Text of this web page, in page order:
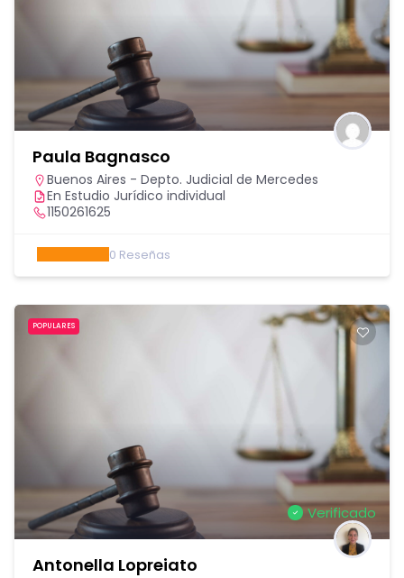
Paula Bagnasco
Buenos Aires - Depto. Judicial de Mercedes
En Estudio Jurídico individual
1150261625
0 Reseñas
POPULARES
Verificado
Antonella Lopreiato